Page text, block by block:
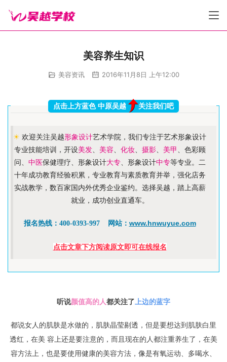
美容养生知识
美容资讯 2016年11月8日 上午12:00
点击上方蓝色 中原吴越 关注我们吧
☀ 欢迎关注吴越形象设计艺术学院，我们专注于艺术形象设计
专业技能培训，开设美发、 美容 化妆、 摄影、 美甲 、色彩顾
问、 中医保健理疗、形象设计大专、形象设计中专等专业。二
十年成功教育经验积累，专业教育与素质教育并举，强化店务
实战教学，数百家国内外优秀企业鉴约。选择吴越，踏上高薪
就业，成功创业直通车。
报名热线：400-0393-997 网站： www.hnwuyue.com
点击文章下方阅读原文即可在线报名
听说颜值高的人都关注了 上边的蓝字
都说女人的肌肤是水做的，肌肤晶莹剔透，但是要想达到肌肤白里
透红，在美 容上还是要注意的，而且现在的人都注重养生了，在美
容方法上，也是要使用健康的美容方法，像是有氧运动、多喝水、